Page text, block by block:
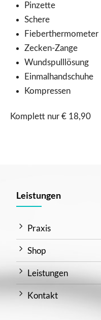
Pinzette
Schere
Fieberthermometer
Zecken-Zange
Wundspulllösung
Einmalhandschuhe
Kompressen
Komplett nur € 18,90
Leistungen
Praxis
Shop
Leistungen
Kontakt